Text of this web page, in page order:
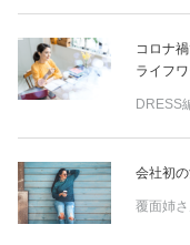
コロナ
ライフ
DRESS
会社初
覆面姉